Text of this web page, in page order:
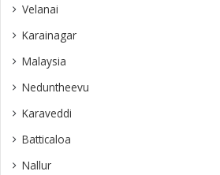
Velanai
Karainagar
Malaysia
Neduntheevu
Karaveddi
Batticaloa
Nallur